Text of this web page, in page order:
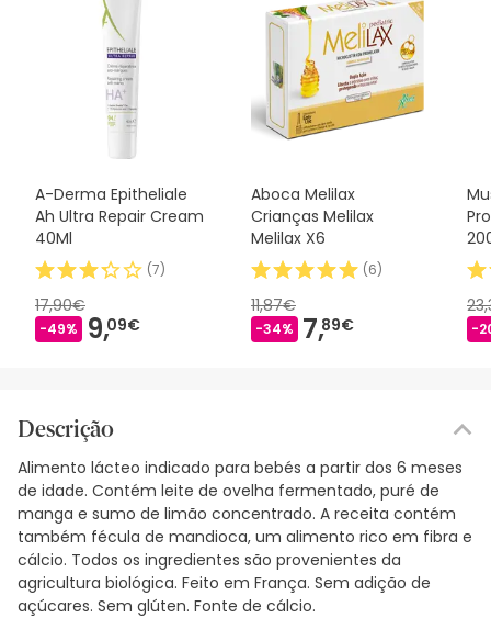
A-Derma Epitheliale
Ah Ultra Repair Cream
40Ml
(7)
17,90€
-49% 9,09€
Aboca Melilax
Crianças Melilax
Melilax X6
(6)
11,87€
-34% 7,89€ -
Descrição
Alimento lácteo indicado para bebés a partir dos 6 meses
de idade. Contém leite de ovelha fermentado, puré de
manga e sumo de limão concentrado. A receita contém
também fécula de mandioca, um alimento rico em fibra e
cálcio. Todos os ingredientes são provenientes da
agricultura biológica. Feito em França. Sem adição de
açúcares. Sem glúten. Fonte de cálcio.